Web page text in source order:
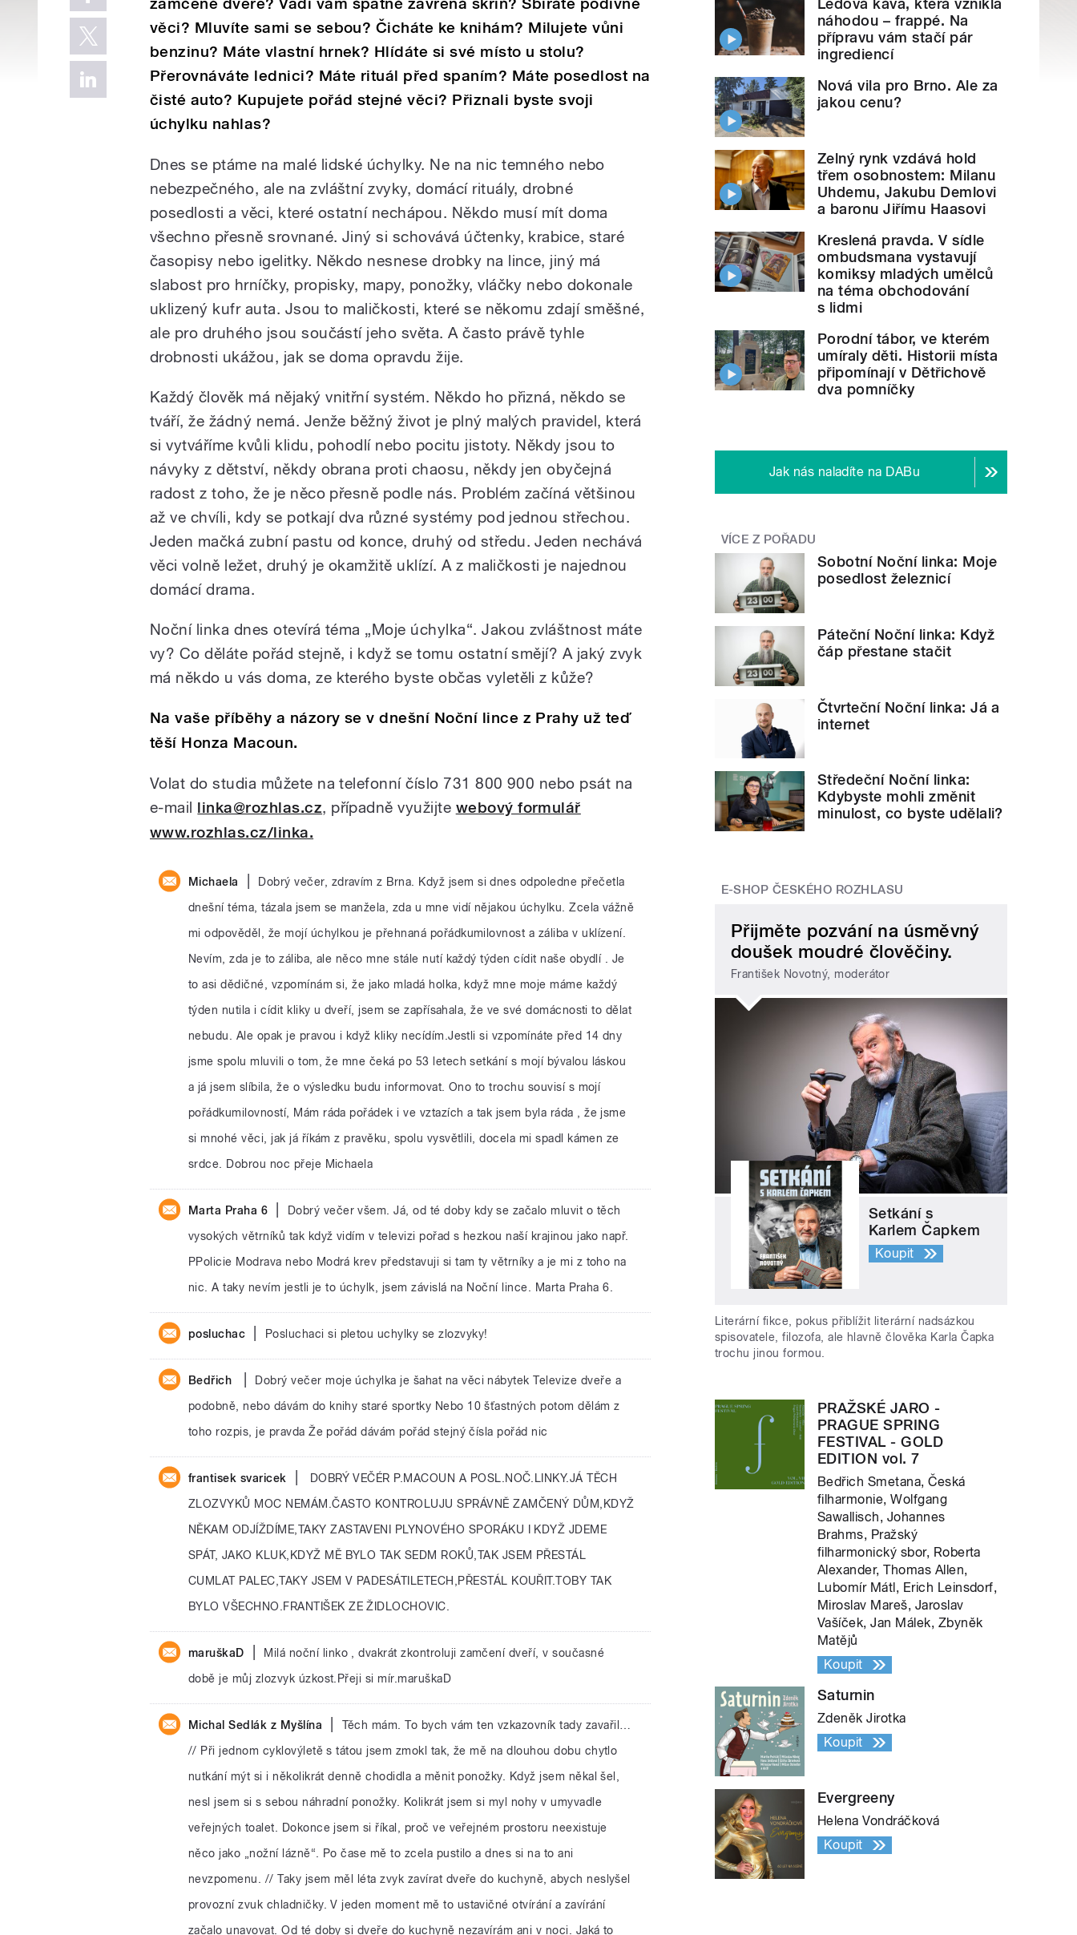
věci? Mluvíte sami se sebou? Čicháte ke knihám? Milujete vůni
benzinu? Máte vlastní hrnek? Hlídáte si své místo u stolu?
Přerovnáváte lednici? Máte rituál před spaním? Máte posedlost na
čisté auto? Kupujete pořád stejné věci? Přiznali byste svoji
úchylku nahlas?
Dnes se ptáme na malé lidské úchylky. Ne na nic temného nebo
nebezpečného, ale na zvláštní zvyky, domácí rituály, drobné
posedlosti a věci, které ostatní nechápou. Někdo musí mít doma
všechno přesně srovnané. Jiný si schovává účtenky, krabice, staré
časopisy nebo igelitky. Někdo nesnese drobky na lince, jiný má
slabost pro hrníčky, propisky, mapy, ponožky, vláčky nebo dokonale
uklizený kufr auta. Jsou to maličkosti, které se někomu zdají směšné,
ale pro druhého jsou součástí jeho světa. A často právě tyhle
drobnosti ukážou, jak se doma opravdu žije.
Každý člověk má nějaký vnitřní systém. Někdo ho přizná, někdo se
tváří, že žádný nemá. Jenže běžný život je plný malých pravidel, která
si vytváříme kvůli klidu, pohodlí nebo pocitu jistoty. Někdy jsou to
návyky z dětství, někdy obrana proti chaosu, někdy jen obyčejná
radost z toho, že je něco přesně podle nás. Problém začíná většinou
až ve chvíli, kdy se potkají dva různé systémy pod jednou střechou.
Jeden mačká zubní pastu od konce, druhý od středu. Jeden nechává
věci volně ležet, druhý je okamžitě uklízí. A z maličkosti je najednou
domácí drama.
Noční linka dnes otevírá téma „Moje úchylka“. Jakou zvláštnost máte
vy? Co děláte pořád stejně, i když se tomu ostatní smějí? A jaký zvyk
má někdo u vás doma, ze kterého byste občas vyletěli z kůže?
Na vaše příběhy a názory se v dnešní Noční lince z Prahy už teď
těší Honza Macoun.
Volat do studia můžete na telefonní číslo 731 800 900 nebo psát na
e-mail linka@rozhlas.cz, případně využijte webový formulář
www.rozhlas.cz/linka.
Michaela
Dobrý večer, zdravím z Brna. Když jsem si dnes odpoledne přečetla
dnešní téma, tázala jsem se manžela, zda u mne vidí nějakou úchylku. Zcela vážně
mi odpověděl, že mojí úchylkou je přehnaná pořádkumilovnost a záliba v uklízení.
Nevím, zda je to záliba, ale něco mne stále nutí každý týden cídit naše obydlí . Je
to asi dědičné, vzpomínám si, že jako mladá holka, když mne moje máme každý
týden nutila i cídit kliky u dveří, jsem se zapřísahala, že ve své domácnosti to dělat
nebudu. Ale opak je pravou i když kliky necídím.Jestli si vzpomínáte před 14 dny
jsme spolu mluvili o tom, že mne čeká po 53 letech setkání s mojí bývalou láskou
a já jsem slíbila, že o výsledku budu informovat. Ono to trochu souvisí s mojí
pořádkumilovností, Mám ráda pořádek i ve vztazích a tak jsem byla ráda , že jsme
si mnohé věci, jak já říkám z pravěku, spolu vysvětlili, docela mi spadl kámen ze
srdce. Dobrou noc přeje Michaela
Marta Praha 6
Dobrý večer všem. Já, od té doby kdy se začalo mluvit o těch
vysokých větrníků tak když vidím v televizi pořad s hezkou naší krajinou jako např.
PPolicie Modrava nebo Modrá krev představuji si tam ty větrníky a je mi z toho na
nic. A taky nevím jestli je to úchylk, jsem závislá na Noční lince. Marta Praha 6.
posluchac Posluchaci si pletou uchylky se zlozvyky!
Bedřich
Dobrý večer moje úchylka je šahat na věci nábytek Televize dveře a
podobně, nebo dávám do knihy staré sportky Nebo 10 šťastných potom dělám z
toho rozpis, je pravda Že pořád dávám pořád stejný čísla pořád nic
frantisek svaricek
DOBRÝ VEČÉR P.MACOUN A POSL.NOČ.LINKY.JÁ TĚCH
ZLOZVYKŮ MOC NEMÁM.ČASTO KONTROLUJU SPRÁVNĚ ZAMČENÝ DŮM,KDYŽ
NĚKAM ODJÍŽDÍME,TAKY ZASTAVENI PLYNOVÉHO SPORÁKU I KDYŽ JDEME
SPÁT, JAKO KLUK,KDYŽ MĚ BYLO TAK SEDM ROKŮ,TAK JSEM PŘESTÁL
CUMLAT PALEC,TAKY JSEM V PADESÁTILETECH,PŘESTÁL KOUŘIT.TOBY TAK
BYLO VŠECHNO.FRANTIŠEK ZE ŽIDLOCHOVIC.
maruškaD
Milá noční linko , dvakrát zkontroluji zamčení dveří, v současné
době je můj zlozvyk úzkost.Přeji si mír.maruškaD
Michal Sedlák z Myšlína
Těch mám. To bych vám ten vzkazovník tady zavařil…
// Při jednom cyklovýletě s tátou jsem zmokl tak, že mě na dlouhou dobu chytlo
nutkání mýt si i několikrát denně chodidla a měnit ponožky. Když jsem někal šel,
nesl jsem si s sebou náhradní ponožky. Kolikrát jsem si myl nohy v umyvadle
veřejných toalet. Dokonce jsem si říkal, proč ve veřejném prostoru neexistuje
něco jako „nožní lázně“. Po čase mě to zcela pustilo a dnes si na to ani
nevzpomenu. // Taky jsem měl léta zvyk zavírat dveře do kuchyně, abych neslyšel
provozní zvuk chladničky. V jeden moment mě to ustavičné otvírání a zavírání
začalo unavovat. Od té doby si dveře do kuchyně nezavírám ani v noci. Jaká to
Ledová káva, která vznikla
náhodou – frappé. Na
přípravu vám stačí pár
ingrediencí
Nová vila pro Brno. Ale za
jakou cenu?
Zelný rynk vzdává hold
třem osobnostem: Milanu
Uhdemu, Jakubu Demlovi
a baronu Jiřímu Haasovi
Kreslená pravda. V sídle
ombudsmana vystavují
komiksy mladých umělců
na téma obchodování
s lidmi
Porodní tábor, ve kterém
umíraly děti. Historii místa
připomínají v Dětřichově
dva pomníčky
Jak nás naladíte na DABu
VÍCE Z POŘADU
Sobotní Noční linka: Moje
posedlost železnicí
Páteční Noční linka: Když
čáp přestane stačit
Čtvrteční Noční linka: Já a
internet
Středeční Noční linka:
Kdybyste mohli změnit
minulost, co byste udělali?
E-SHOP ČESKÉHO ROZHLASU
Přijměte pozvání na úsměvný
doušek moudré člověčiny.
František Novotný, moderátor
Setkání s
Karlem Čapkem
Koupit
Literární fikce, pokus přiblížit literární nadsázkou
spisovatele, filozofa, ale hlavně člověka Karla Čapka
trochu jinou formou.
PRAŽSKÉ JARO -
PRAGUE SPRING
FESTIVAL - GOLD
EDITION vol. 7
Bedřich Smetana, Česká
filharmonie, Wolfgang
Sawallisch, Johannes
Brahms, Pražský
filharmonický sbor, Roberta
Alexander, Thomas Allen,
Lubomír Mátl, Erich Leinsdorf,
Miroslav Mareš, Jaroslav
Vašíček, Jan Málek, Zbyněk
Matějů
Koupit
Saturnin
Zdeněk Jirotka
Koupit
Evergreeny
Helena Vondráčková
Koupit